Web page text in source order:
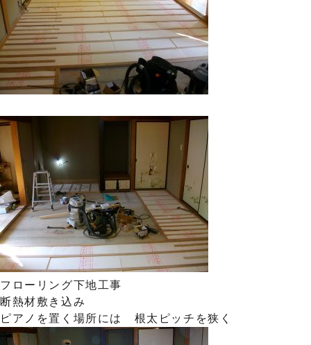
フローリング下地工事
断熱材敷き込み
ピアノを置く場所には 根太ピッチを狭く